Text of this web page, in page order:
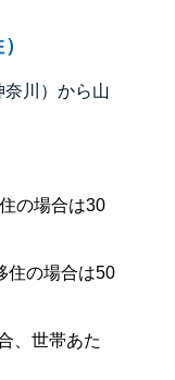
川）から山
の場合は30
住の場合は50
、世帯あた